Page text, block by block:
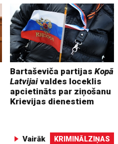
Bartaševiča partijasKopā
Latvijai valdes loceklis
apcietināts par ziņošanu
Krievijas dienestiem
Vairāk KRIMINĀLZIŅAS